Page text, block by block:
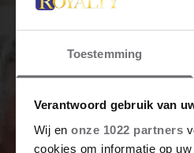
Toestemming
Verantwoord gebruik van
Wij en onze 1022 partners
cookies om informatie op